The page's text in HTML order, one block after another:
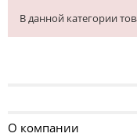
В данной категории
О компании